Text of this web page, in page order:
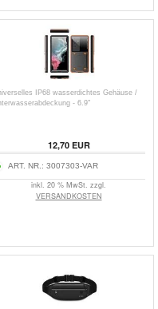
IP68 wasserdichtes Gehäuse /
- 6.9"
12,70EUR
ART. NR.: 3007303-VAR
inkl. 20 % MwSt. zzgl.
VERSANDKOSTEN